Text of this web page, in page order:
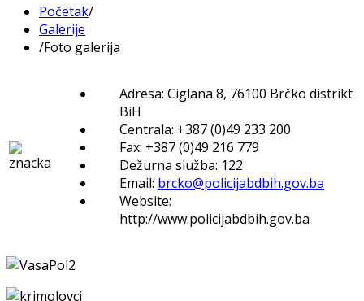
Početak/
Galerije
/Foto galerija
Adresa: Ciglana 8, 76100 Brčko distrikt
BiH
Centrala: +387 (0)49 233 200
Fax: +387 (0)49 216 779
Dežurna služba: 122
Email: brcko@policijabdbih.gov.ba
Website:
http://www.policijabdbih.gov.ba